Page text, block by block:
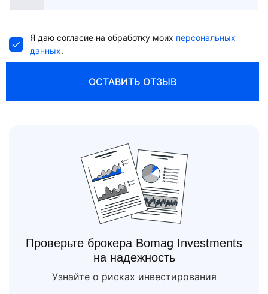
Я даю согласие на обработку моих персональных
данных.
ОСТАВИТЬ ОТЗЫВ
Проверьте брокера Bomag Investments
на надежность
Узнайте о рисках инвестирования